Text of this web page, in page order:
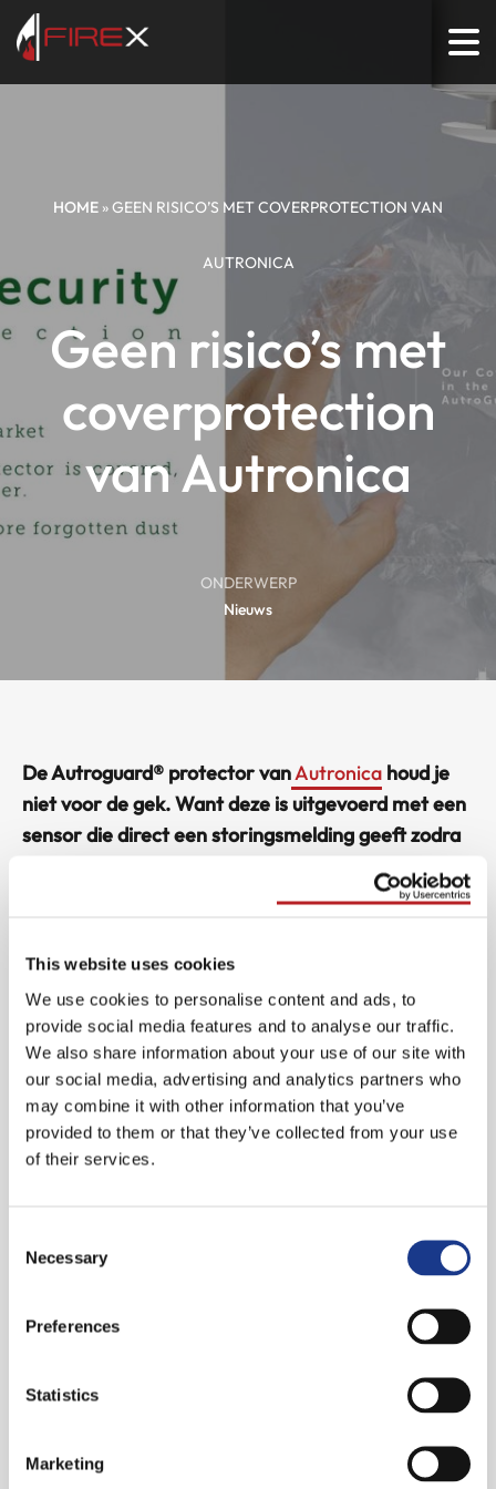
This website uses cookies
We use cookies to personalise content and ads, to
provide social media features and to analyse our traffic.
We also share information about your use of our site with
our social media, advertising and analytics partners who
may combine it with other information that you’ve
provided to them or that they’ve collected from your use
of their services.
Selection
Necessary
Preferences
Statistics
Marketing
HOME »GEEN RISICO’S MET COVERPROTECTION VAN
AUTRONICA
Geen risico’s met
coverprotection
van Autronica
ONDERWERP
Nieuws
De Autroguard® protector vanAutronica houd je
niet voor de gek. Want deze is uitgevoerd met een
sensor die direct een storingsmelding geeft zodra
de melder wordt afgedekt. Daarmee is er een
extra dimensie toegevoegd aan het veilig houden
de keten van brandveiligheid. Een afgedekte
melder brengt dan ook enorme risico’s met zich
mee. Als gebouweigenaar kun je voorkomen dat
een brandmelder wordt afgedekt, bijvoorbeeld
door de ruimte rondom een melder vrij te houden
van elementen. Er zijn echter situaties waarin
bijvoorbeeld om een rookverbod te omzeilen. De
techniek van Autronica is zo verfijnd dat elke
Gebouwbeheerders kunnen daardoor snel
situaties voorkomen.
FireX levert de detectiesystemen van het